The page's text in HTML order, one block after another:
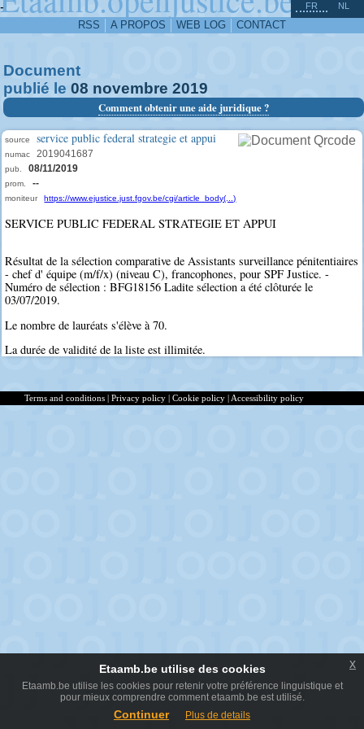
-
RSS A PROPOS WEB LOG CONTACT
FR NL
Document
publié le 08 novembre 2019
Comment obtenir une aide juridique ?
source service public federal strategie et appui
numac 2019041687
pub. 08/11/2019
prom. --
moniteur https://www.ejustice.just.fgov.be/cgi/article_body(...)
SERVICE PUBLIC FEDERAL STRATEGIE ET APPUI
Résultat de la sélection comparative de Assistants surveillance pénitentiaires
- chef d' équipe (m/f/x) (niveau C), francophones, pour SPF Justice. -
Numéro de sélection : BFG18156 Ladite sélection a été clôturée le
03/07/2019.
Le nombre de lauréats s'élève à 70.
La durée de validité de la liste est illimitée.
^
Terms and conditions | Privacy policy | Cookie policy | Accessibility policy
Etaamb.be utilise des cookies
Etaamb.be utilise les cookies pour retenir votre préférence linguistique et
pour mieux comprendre comment etaamb.be est utilisé.
Continuer Plus de details
x